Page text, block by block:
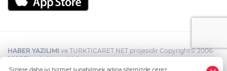
HABER YAZILIMI ve TURKTICARET.NET projesidir Copyright© 2006-
2026 Tüm hakları saklıdır.
Sizlere daha iyi hizmet sunabilmek adına sitemizde çerez